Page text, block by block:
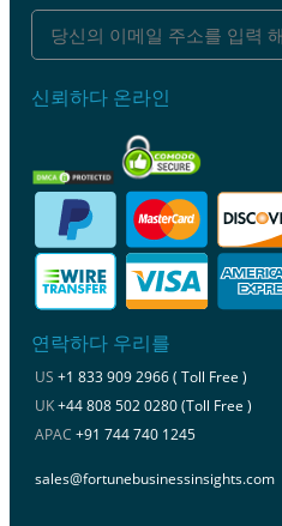
신뢰하다 온라인
연락하다 우리를
US +1 833 909 2966 ( Toll Free )
UK+44 808 502 0280 (Toll Free )
APAC +91 744 740 1245
sales@fortunebusinessinsights.com